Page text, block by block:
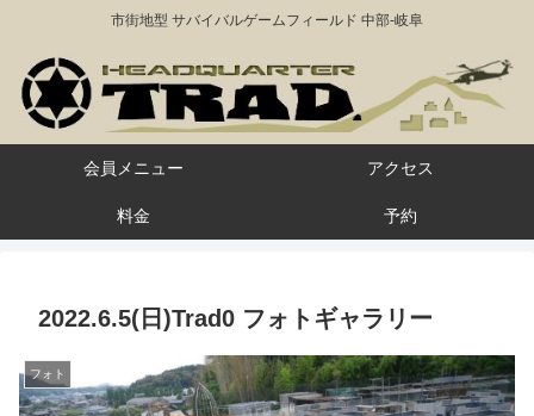
市街地型 サバイバルゲームフィールド 中部-岐阜
会員メニュー アクセス
料金 予約
2022.6.5(日)Trad0 フォトギャラリー
フォト